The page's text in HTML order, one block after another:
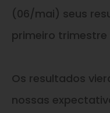
(06/mai) seus
primeiro trimestre
Os resultados
nossas